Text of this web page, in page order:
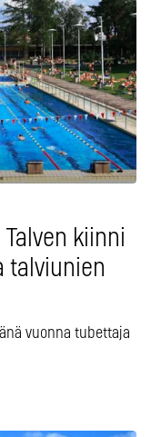
kiinni
talviunien
vuonna tubettaja